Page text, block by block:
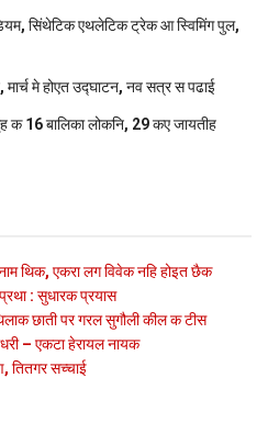
सिंथेटिक एथलेटिक ट्रेक आ स्विमिंग पुल,
मे होएत उद्घाटन, नव सत्र स पढाई
क 16 बालिका लोकनि, 29 कए जायतीह
थिक, एकरा लग विवेक नहि होइत छैक
: सुधारक प्रयास
छाती पर गरल सुगौली कील क टीस
– एकटा हेरायल नायक
तितगर सच्‍चाई